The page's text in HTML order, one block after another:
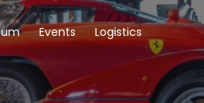
Events Logistics